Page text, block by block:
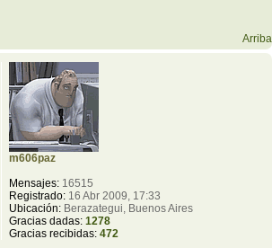
Arriba
m606paz
Mensajes:16515
Registrado:16 Abr 2009, 17:33
Ubicación:Berazategui, Buenos Aires
Gracias dadas: 1278
Gracias recibidas: 472